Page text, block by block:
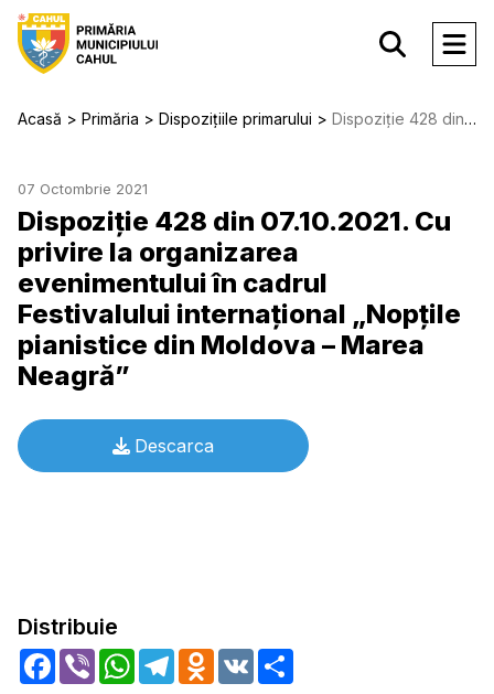
Acasă Primăria Dispozițiile primarului Dispoziție 428 din 07.10.2021. Cu privire la organizarea evenimentului în cadrul Festivalului internaţional „Nopţile pianistice din Moldova – Marea Neagră”
07 Octombrie 2021
Dispoziție 428 din 07.10.2021. Cu
privire la organizarea
evenimentului în cadrul
Festivalului internaţional „Nopţile
pianistice din Moldova – Marea
Neagră”
Descarca
Distribuie
Facebook
Viber WhatsApp
TelegramOdnoklassniki
VK